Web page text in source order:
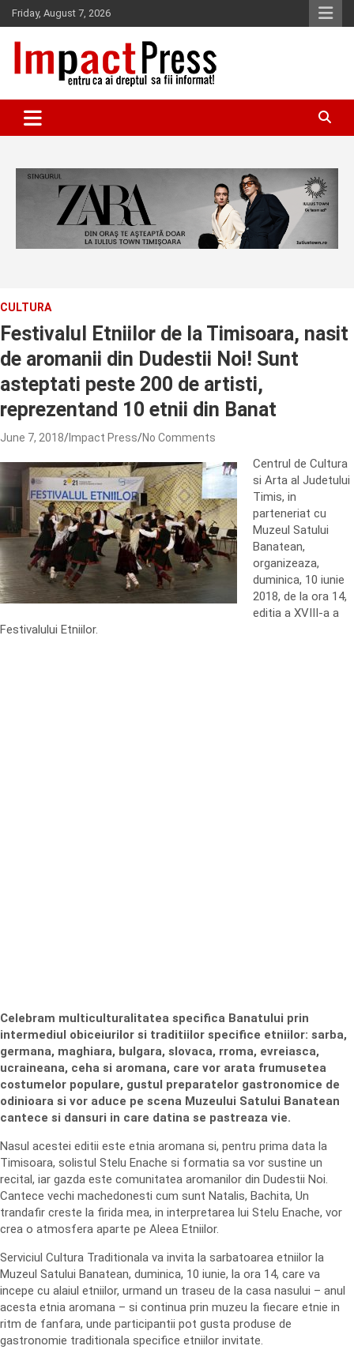
Skip
to
content
Friday, August 7, 2026
IMPACTPRESS
CULTURA
Festivalul Etniilor de la Timisoara, nasit
de aromanii din Dudestii Noi! Sunt
asteptati peste 200 de artisti,
reprezentand 10 etnii din Banat
June 7, 2018 Impact Press No Comments
Centrul de Cultura
si Arta al Judetului
Timis, in
parteneriat cu
Muzeul Satului
Banatean,
organizeaza,
duminica, 10 iunie
2018, de la ora 14,
editia a XVIII-a a
Festivalului Etniilor.
Celebram multiculturalitatea specifica Banatului prin
intermediul obiceiurilor si traditiilor specifice etniilor: sarba,
germana, maghiara, bulgara, slovaca, rroma, evreiasca,
ucraineana, ceha si aromana, care vor arata frumusetea
costumelor populare, gustul preparatelor gastronomice de
odinioara si vor aduce pe scena Muzeului Satului Banatean
cantece si dansuri in care datina se pastreaza vie.
Nasul acestei editii este etnia aromana si, pentru prima data la
Timisoara, solistul Stelu Enache si formatia sa vor sustine un
recital, iar gazda este comunitatea aromanilor din Dudestii Noi.
Cantece vechi machedonesti cum sunt Natalis, Bachita, Un
trandafir creste la firida mea, in interpretarea lui Stelu Enache, vor
crea o atmosfera aparte pe Aleea Etniilor.
Serviciul Cultura Traditionala va invita la sarbatoarea etniilor la
Muzeul Satului Banatean, duminica, 10 iunie, la ora 14, care va
incepe cu alaiul etniilor, urmand un traseu de la casa nasului – anul
acesta etnia aromana – si continua prin muzeu la fiecare etnie in
ritm de fanfara, unde participantii pot gusta produse de
gastronomie traditionala specifice etniilor invitate.